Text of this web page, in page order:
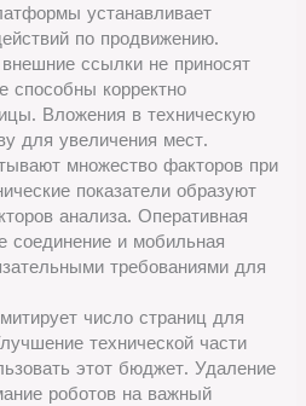
устанавливает
по продвижению.
ссылки не приносят
способны корректно
Вложения в техническую
для увеличения мест.
множество факторов при
показатели образуют
анализа. Оперативная
соединение и мобильная
требованиями для
число страниц для
технической части
этот бюджет. Удаление
роботов на важный